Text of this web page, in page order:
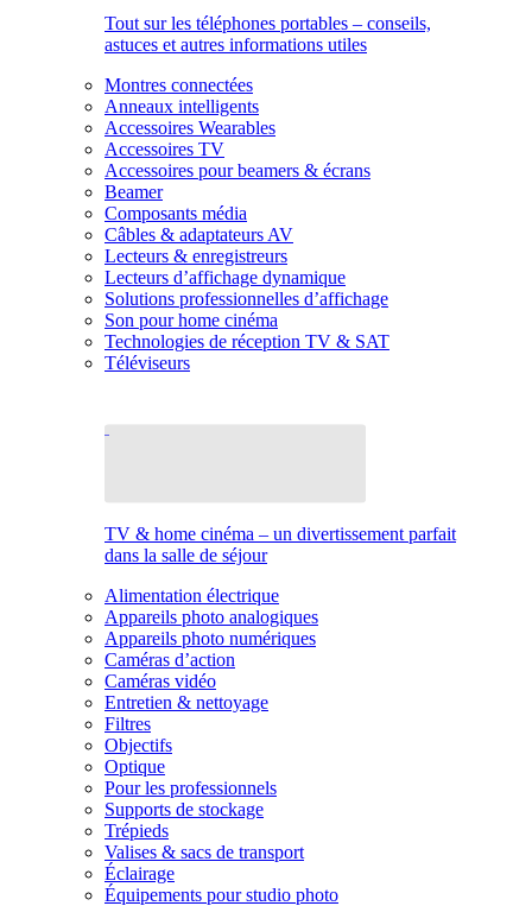
Tout sur les téléphones portables – conseils,
astuces et autres informations utiles
Montres connectées
Anneaux intelligents
Accessoires Wearables
Accessoires TV
Accessoires pour beamers & écrans
Beamer
Composants média
Câbles & adaptateurs AV
Lecteurs & enregistreurs
Lecteurs d’affichage dynamique
Solutions professionnelles d’affichage
Son pour home cinéma
Technologies de réception TV & SAT
Téléviseurs
TV & home cinéma – un divertissement parfait
dans la salle de séjour
Alimentation électrique
Appareils photo analogiques
Appareils photo numériques
Caméras d’action
Caméras vidéo
Entretien & nettoyage
Filtres
Objectifs
Optique
Pour les professionnels
Supports de stockage
Trépieds
Valises & sacs de transport
Éclairage
Équipements pour studio photo